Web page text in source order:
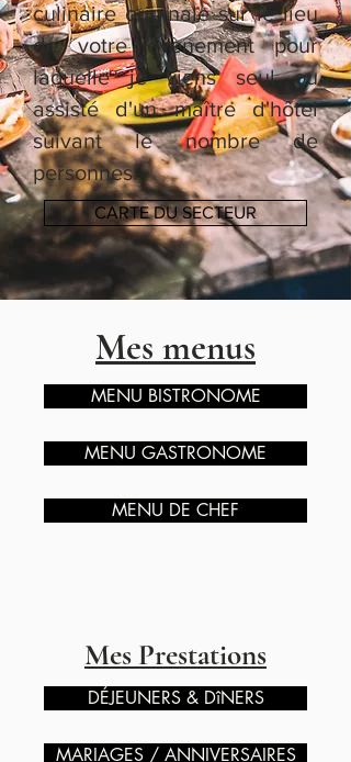
culinaire originale sur le lieu
de votre évènement pour
laquelle je viens seul ou
assisté d'un maître d'hôtel
suivant le nombre de
personnes.
CARTE DU SECTEUR
Mes menus
MENU BISTRONOME
MENU GASTRONOME
MENU DE CHEF
Mes Prestations
DÉJEUNERS & DîNERS
MARIAGES / ANNIVERSAIRES